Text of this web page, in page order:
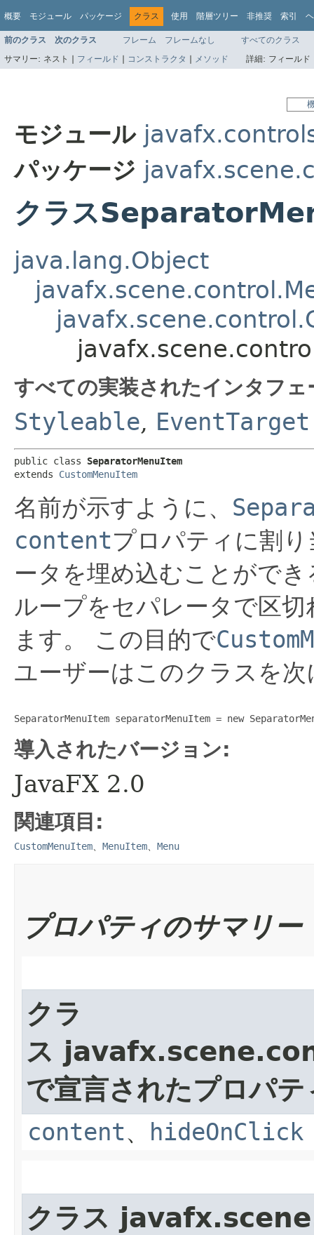
概要 モジュール パッケージ クラス 使用 階層ツリー 非推奨 索引
前のクラス 次のクラス フレーム フレームなし
すべてのクラス
サマリー: ネスト | フィールド | コンストラクタ | メソッド 詳細: フィール
モジュール
パッケージ
クラス
java.lang.Object
すべての実装されたインタフ
Styleable, EventTarget
public class SeparatorMenuItem
extends CustomMenuItem
名前が示すように、
contentプロパティに割
ータを埋め込むことができ
ループをセパレータで区
ます。
この目的で
ユーザーはこのクラスを
導入されたバージョン:
JavaFX 2.0
関連項目:
CustomMenuItem MenuItem Menu
プロパティのサマリー
クラ
ス
で宣言されたプロパテ
content、 hideOnClick
クラス